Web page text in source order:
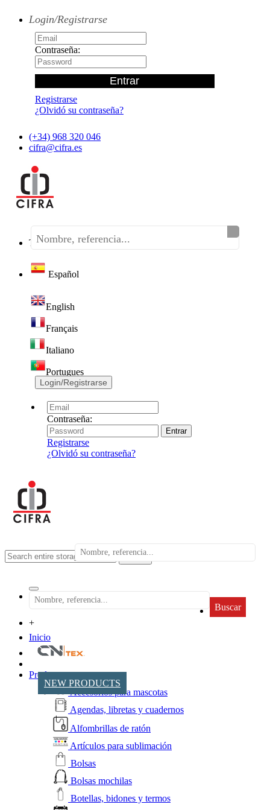
Login/Registrarse
Contraseña:
Registrarse
¿Olvidó su contraseña?
(+34) 968 320 046
cifra@cifra.es
Teléfono:(+34) 968 320 046
Español
English
Français
Italiano
Portugues
Login/Registrarse
Contraseña:
Registrarse
¿Olvidó su contraseña?
search
Buscar
+
Inicio
NEW PRODUCTS
Productos
Accesorios para mascotas
Agendas, libretas y cuadernos
Alfombrillas de ratón
Artículos para sublimación
Bolsas
Bolsas mochilas
Botellas, bidones y termos